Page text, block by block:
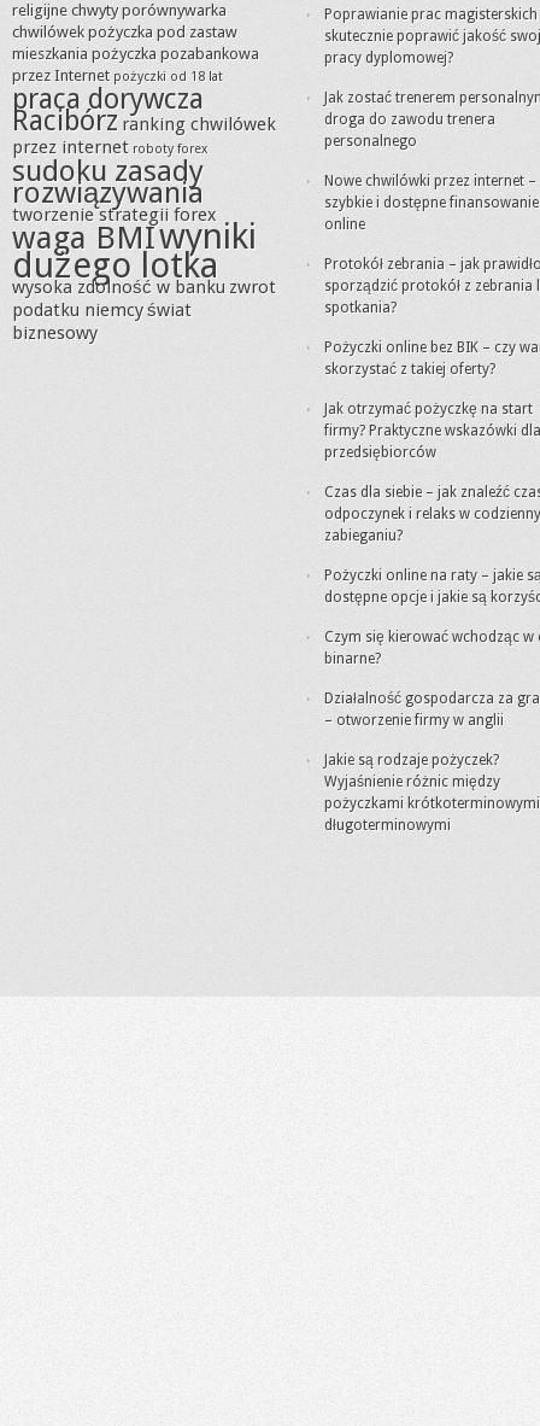
religijne chwyty porównywarka
chwilówek pożyczka pod zastaw
mieszkania pożyczka pozabankowa
przez Internet pożyczki od 18 lat
praca dorywcza
Racibórz ranking chwilówek
przez internet roboty forex
sudoku zasady
rozwiązywania
tworzenie strategii forex
waga BMIwyniki
dużego lotka
wysoka zdolność w banku zwrot
podatku niemcyświat
biznesowy
Poprawianie prac magisterskich
skutecznie poprawić jakość
pracy dyplomowej?
Jak zostać trenerem
droga do zawodu trenera
personalnego
Nowe chwilówki przez internet –
szybkie i dostępne finansowanie
online
Protokół zebrania – jak
sporządzić protokół z zebrania
spotkania?
Pożyczki online bez BIK – czy
skorzystać z takiej oferty?
Jak otrzymać pożyczkę na start
firmy? Praktyczne wskazówki dla
przedsiębiorców
Czas dla siebie – jak znaleźć
odpoczynek i relaks w
zabieganiu?
Pożyczki online na raty – jakie
dostępne opcje i jakie są
Czym się kierować wchodząc w
binarne?
Działalność gospodarcza za
– otworzenie firmy w anglii
Jakie są rodzaje pożyczek?
Wyjaśnienie różnic między
pożyczkami
długoterminowymi